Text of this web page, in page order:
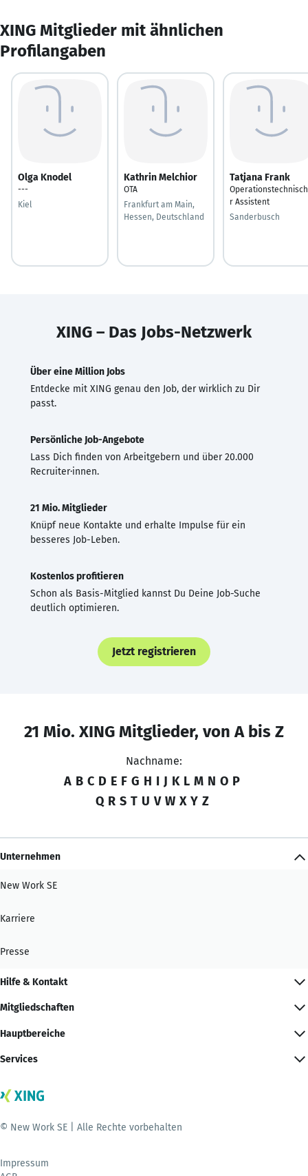
XING Mitglieder mit ähnlichen
Profilangaben
Olga Knodel
---
Kiel
Kathrin Melchior
OTA
Frankfurt am Main,
Hessen, Deutschland
Tatjana Frank
r Assistent
Sanderbusch
XING – Das Jobs-Netzwerk
Über eine Million Jobs
Entdecke mit XING genau den Job, der wirklich zu Dir
passt.
Persönliche Job-Angebote
Lass Dich finden von Arbeitgebern und über 20.000
Recruiter·innen.
21 Mio. Mitglieder
Knüpf neue Kontakte und erhalte Impulse für ein
besseres Job-Leben.
Kostenlos profitieren
Schon als Basis-Mitglied kannst Du Deine Job-Suche
deutlich optimieren.
Jetzt registrieren
21 Mio. XING Mitglieder, von A bis Z
Nachname:
A B C D E F G H I J K L M N O P
Q R S T U V W X Y Z
Unternehmen
New Work SE
Karriere
Presse
Hilfe & Kontakt
Mitgliedschaften
Hauptbereiche
Services
© New Work SE | Alle Rechte vorbehalten
Impressum